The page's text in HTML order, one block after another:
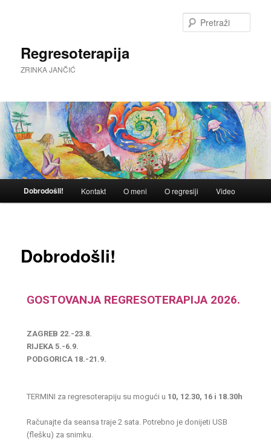
Regresoterapija
ZRINKA JANČIĆ
Dobrodošli! Kontakt O meni O regresiji Video
Dobrodošli!
GOSTOVANJA REGRESOTERAPIJA 2026.
ZAGREB 22.-23.8.
RIJEKA 5.-6.9.
PODGORICA 18.-21.9.
TERMINI za regresoterapiju su mogući u 10, 12.30, 16 i 18.30h
Računajte da seansa traje 2 sata. Potrebno je donijeti USB
(flešku) za snimku.